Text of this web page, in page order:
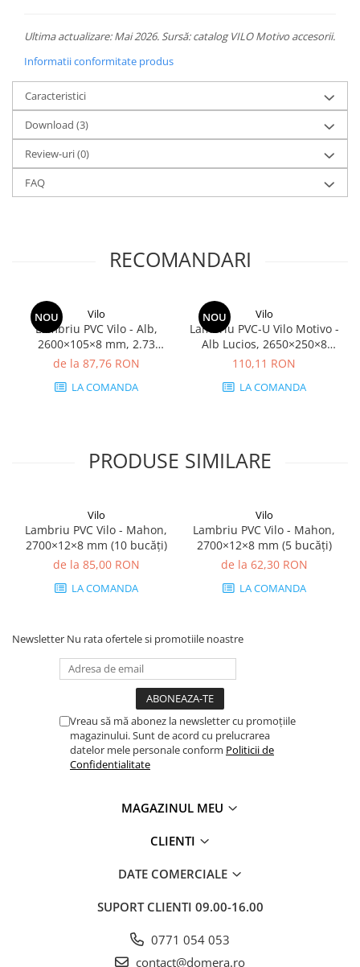
Ultima actualizare: Mai 2026. Sursă: catalog VILO Motivo accesorii.
Informatii conformitate produs
Caracteristici
Download (3)
Review-uri(0)
FAQ
RECOMANDARI
NOU Vilo
Lambriu PVC Vilo - Alb,
2600×105×8 mm, 2.73
mp/cutie (10 bucăți)
de la 87,76 RON
LA COMANDA
NOU Vilo
Lambriu PVC-U Vilo Motivo -
Alb Lucios, 2650×250×8
mm, 2.65 mp/cutie (4
110,11 RON
LA COMANDA
PRODUSE SIMILARE
Vilo
Lambriu PVC Vilo - Mahon,
2700×12×8 mm (10 bucăți)
de la 85,00 RON
LA COMANDA
Vilo
Lambriu PVC Vilo - Mahon,
2700×12×8 mm (5 bucăți)
de la 62,30 RON
LA COMANDA
Newsletter Nu rata ofertele si promotiile noastre
Vreau să mă abonez la newsletter cu promoțiile
magazinului. Sunt de acord cu prelucrarea
datelor mele personale conform Politicii de
Confidentialitate
MAGAZINUL MEU
CLIENTI
DATE COMERCIALE
SUPORT CLIENTI 09.00-16.00
0771 054 053
contact@domera.ro